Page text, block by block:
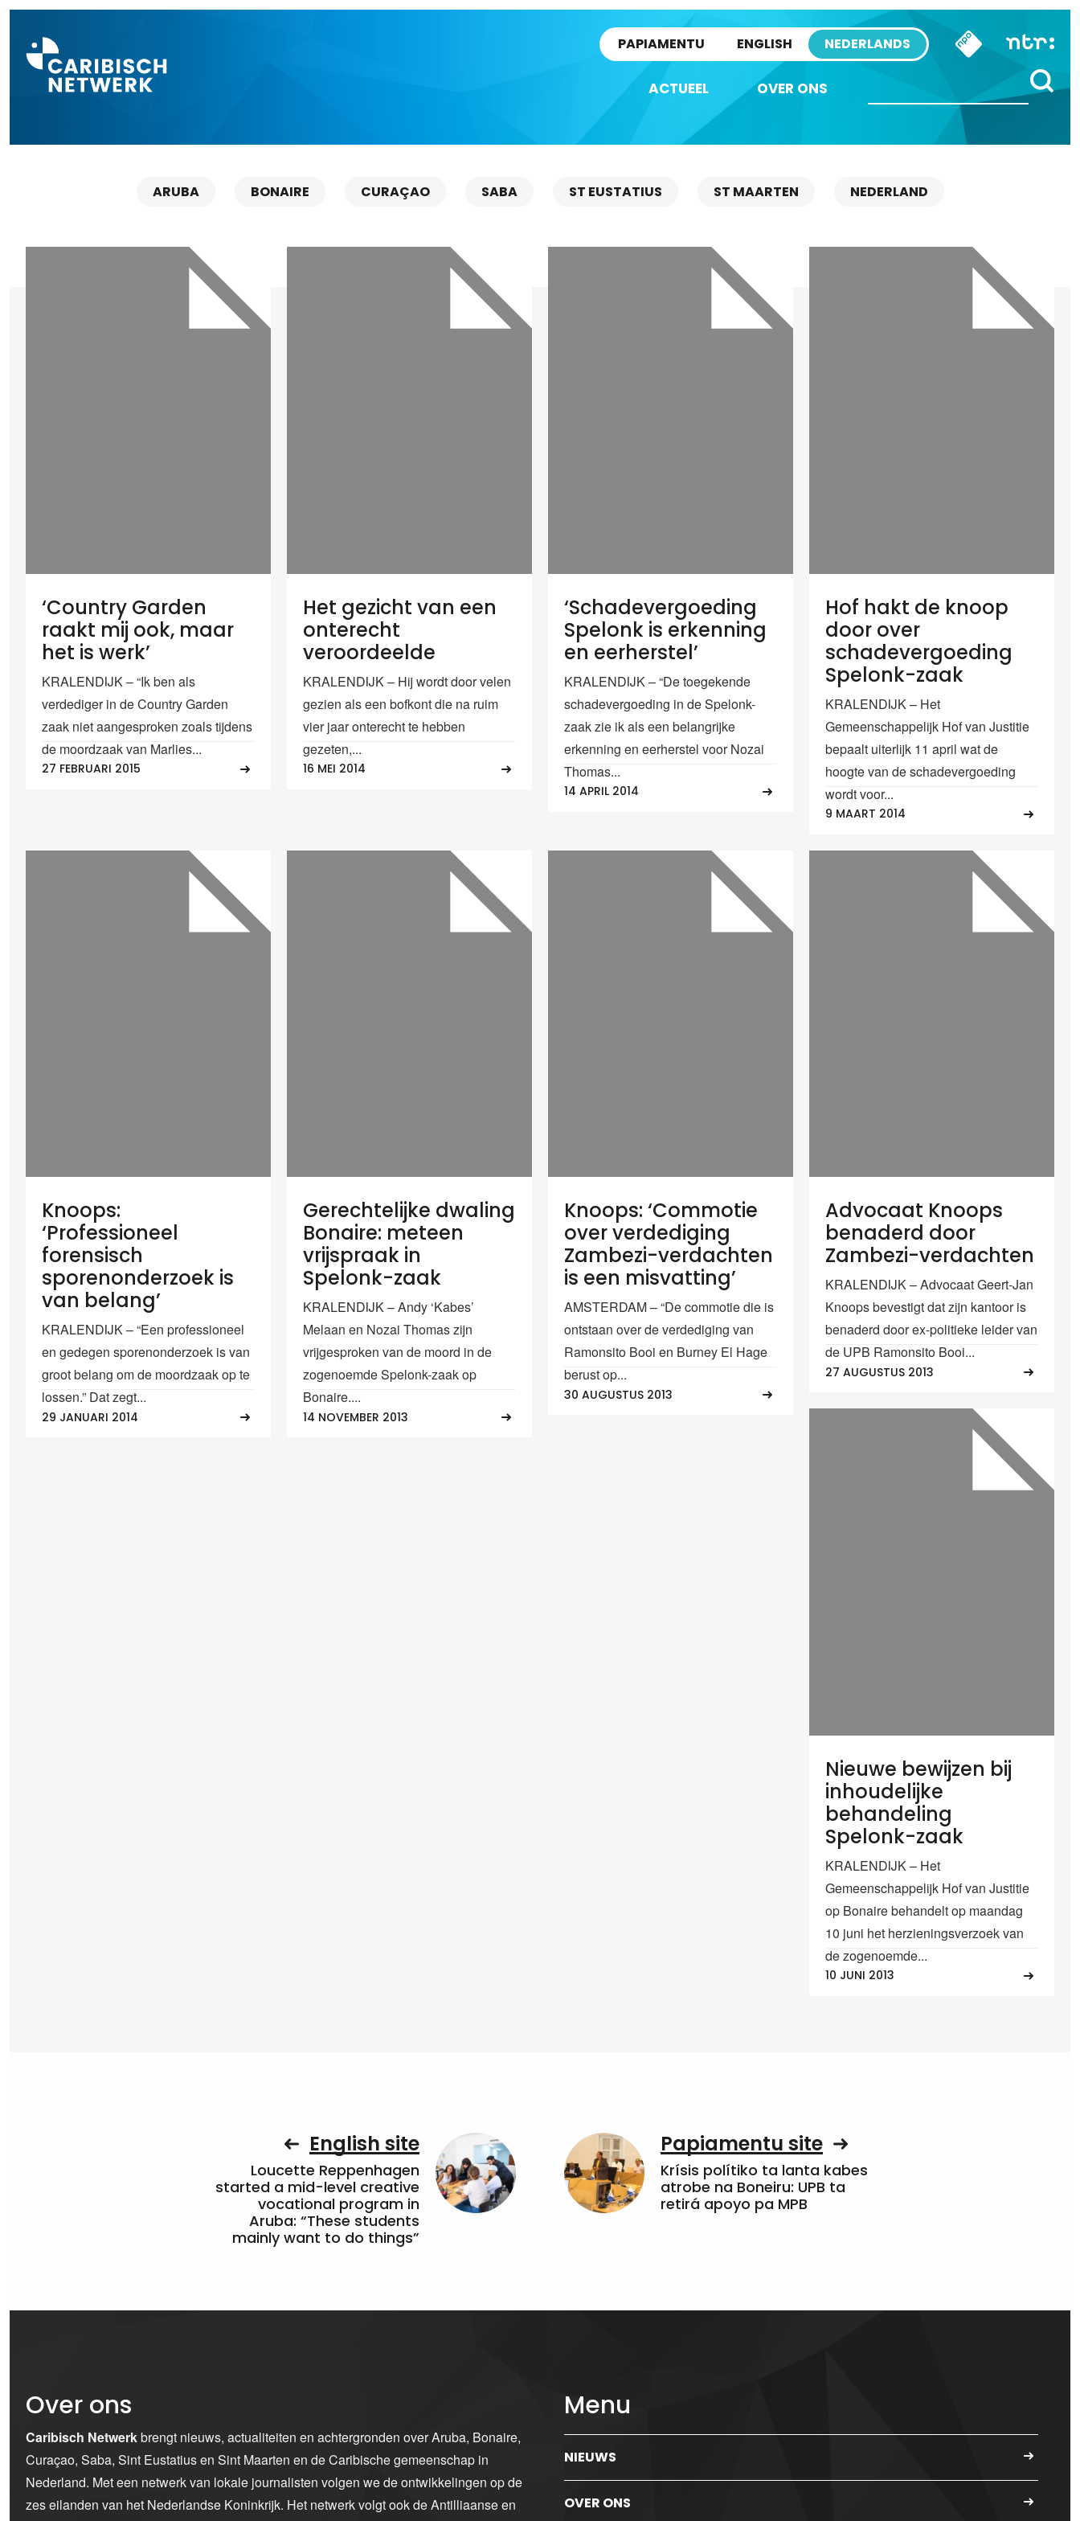
PAPIAMENTU ENGLISH NEDERLANDS
ACTUEEL OVER ONS
ARUBA BONAIRE CURAÇAO SABA ST EUSTATIUS ST MAARTEN NEDERLAND
‘Country Garden
raakt mij ook, maar
het is werk’
KRALENDIJK – “Ik ben als
verdediger in de Country Garden
zaak niet aangesproken zoals tijdens
de moordzaak van Marlies...
27 FEBRUARI 2015
Het gezicht van een
onterecht
veroordeelde
KRALENDIJK – Hij wordt door velen
gezien als een bofkont die na ruim
vier jaar onterecht te hebben
gezeten,...
16 MEI 2014
‘Schadevergoeding
Spelonk is erkenning
en eerherstel’
KRALENDIJK – “De toegekende
schadevergoeding in de Spelonk-
zaak zie ik als een belangrijke
erkenning en eerherstel voor Nozai
Thomas...
14 APRIL 2014
Hof hakt de knoop
door over
schadevergoeding
Spelonk-zaak
KRALENDIJK – Het
Gemeenschappelijk Hof van Justitie
bepaalt uiterlijk 11 april wat de
hoogte van de schadevergoeding
wordt voor...
9 MAART 2014
Knoops:
‘Professioneel
forensisch
sporenonderzoek is
van belang’
KRALENDIJK – “Een professioneel
en gedegen sporenonderzoek is van
groot belang om de moordzaak op te
lossen.” Dat zegt...
29 JANUARI 2014
Gerechtelijke dwaling
Bonaire: meteen
vrijspraak in
Spelonk-zaak
KRALENDIJK – Andy ‘Kabes’
Melaan en Nozai Thomas zijn
vrijgesproken van de moord in de
zogenoemde Spelonk-zaak op
Bonaire....
14 NOVEMBER 2013
Knoops: ‘Commotie
over verdediging
Zambezi-verdachten
is een misvatting’
AMSTERDAM – “De commotie die is
ontstaan over de verdediging van
Ramonsito Booi en Burney El Hage
berust op...
30 AUGUSTUS 2013
Advocaat Knoops
benaderd door
Zambezi-verdachten
KRALENDIJK – Advocaat Geert-Jan
Knoops bevestigt dat zijn kantoor is
benaderd door ex-politieke leider van
de UPB Ramonsito Booi...
27 AUGUSTUS 2013
Nieuwe bewijzen bij
inhoudelijke
behandeling
Spelonk-zaak
KRALENDIJK – Het
Gemeenschappelijk Hof van Justitie
op Bonaire behandelt op maandag
10 juni het herzieningsverzoek van
de zogenoemde...
10 JUNI 2013
English site
Loucette Reppenhagen
started a mid-level creative
vocational program in
Aruba: “These students
mainly want to do things”
Papiamentu site
Krísis polítiko ta lanta kabes
atrobe na Boneiru: UPB ta
retirá apoyo pa MPB
Over ons
Caribisch Netwerkbrengt nieuws, actualiteiten en achtergronden over Aruba, Bonaire,
Curaçao, Saba, Sint Eustatius en Sint Maarten en de Caribische gemeenschap in
Nederland. Met een netwerk van lokale journalisten volgen we de ontwikkelingen op de
zes eilanden van het Nederlandse Koninkrijk. Het netwerk volgt ook de Antilliaanse en
Menu
NIEUWS
OVER ONS